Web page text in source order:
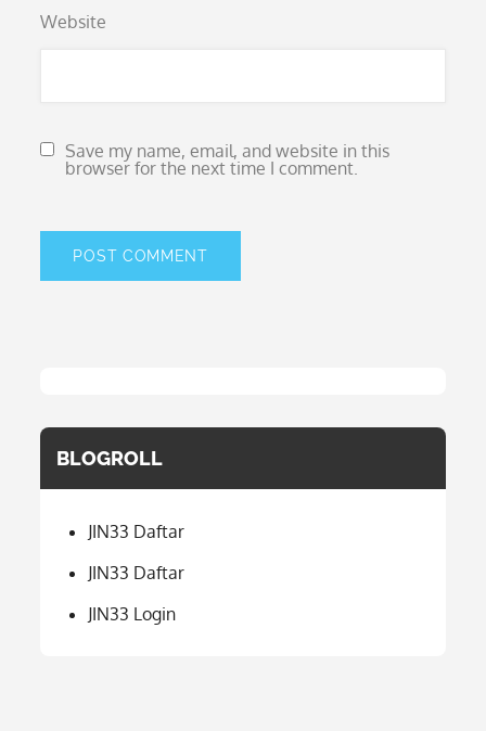
Website
Save my name, email, and website in this
browser for the next time I comment.
BLOGROLL
JIN33 Daftar
JIN33 Daftar
JIN33 Login